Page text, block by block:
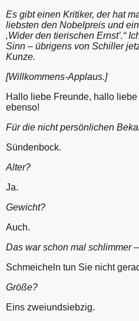
Es gibt einen Kritiker, der hat
liebsten den Nobelpreis und
‚Wider den tierischen Ernst’.“
Sinn – übrigens von Schiller
Kunze.
[Willkommens-Applaus.]
Hallo liebe Freunde, hallo
ebenso!
Für die nicht persönlichen
Sündenbock.
Alter?
Ja.
Gewicht?
Auch.
Das war schon mal schlimmer
Schmeicheln tun Sie nicht
Größe?
Eins zweiundsiebzig.